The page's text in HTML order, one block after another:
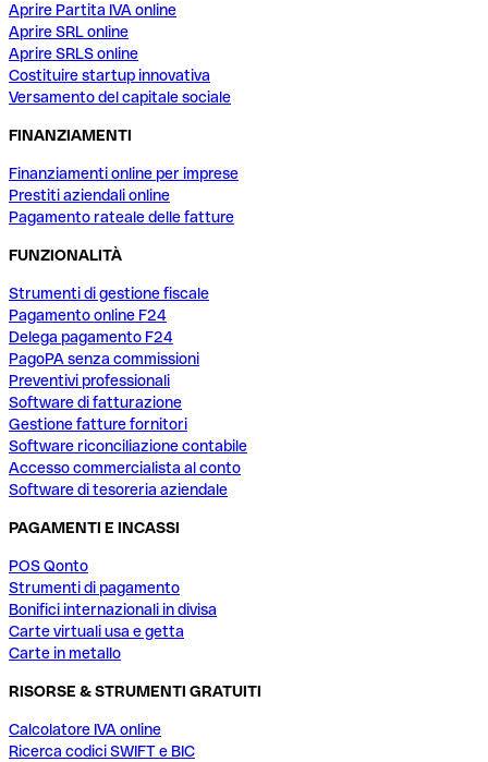
Aprire Partita IVA online
Aprire SRL online
Aprire SRLS online
Costituire startup innovativa
Versamento del capitale sociale
FINANZIAMENTI
Finanziamenti online per imprese
Prestiti aziendali online
Pagamento rateale delle fatture
FUNZIONALITÀ
Strumenti di gestione fiscale
Pagamento online F24
Delega pagamento F24
PagoPA senza commissioni
Preventivi professionali
Software di fatturazione
Gestione fatture fornitori
Software riconciliazione contabile
Accesso commercialista al conto
Software di tesoreria aziendale
PAGAMENTI E INCASSI
POS Qonto
Strumenti di pagamento
Bonifici internazionali in divisa
Carte virtuali usa e getta
Carte in metallo
RISORSE & STRUMENTI GRATUITI
Calcolatore IVA online
Ricerca codici SWIFT e BIC